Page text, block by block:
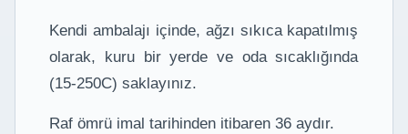
Kendi ambalajı içinde, ağzı sıkıca kapatılmış
olarak, kuru bir yerde ve oda sıcaklığında
(15-250C) saklayınız.
Raf ömrü imal tarihinden itibaren 36 aydır.